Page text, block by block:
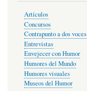
Artículos
Concursos
Contrapunto a dos voces
Entrevistas
Envejecer con Humor
Humores del Mundo
Humores visuales
Museos del Humor